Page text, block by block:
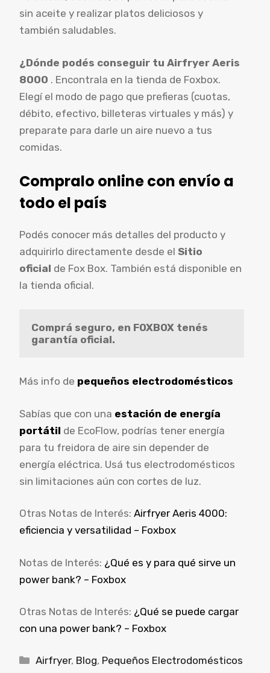
sin aceite y realizar platos deliciosos y
también saludables.
¿Dónde podés conseguir tu Airfryer Aeris
8000 . Encontrala en la tienda de Foxbox.
Elegí el modo de pago que prefieras (cuotas,
débito, efectivo, billeteras virtuales y más) y
preparate para darle un aire nuevo a tus
comidas.
Compralo online con envío a
todo el país
Podés conocer más detalles del producto y
adquirirlo directamente desde el Sitio
oficial de Fox Box. También está disponible en
la tienda oficial.
Comprá seguro, en FOXBOX tenés
garantía oficial.
Más info de pequeños electrodomésticos
Sabías que con una estación de energía
portátil de EcoFlow, podrías tener energía
para tu freidora de aire sin depender de
energía eléctrica. Usá tus electrodomésticos
sin limitaciones aún con cortes de luz.
Otras Notas de Interés: Airfryer Aeris 4000:
eficiencia y versatilidad – Foxbox
Notas de Interés: ¿Qué es y para qué sirve un
power bank? – Foxbox
Otras Notas de Interés: ¿Qué se puede cargar
con una power bank? – Foxbox
Airfryer, Blog, Pequeños Electrodomésticos